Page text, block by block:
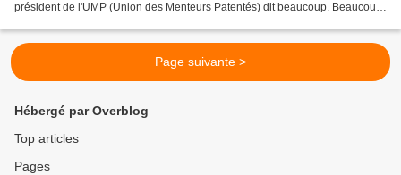
président de l'UMP (Union des Menteurs Patentés) dit beaucoup. Beaucoup
Page suivante >
Hébergé par Overblog
Top articles
Pages